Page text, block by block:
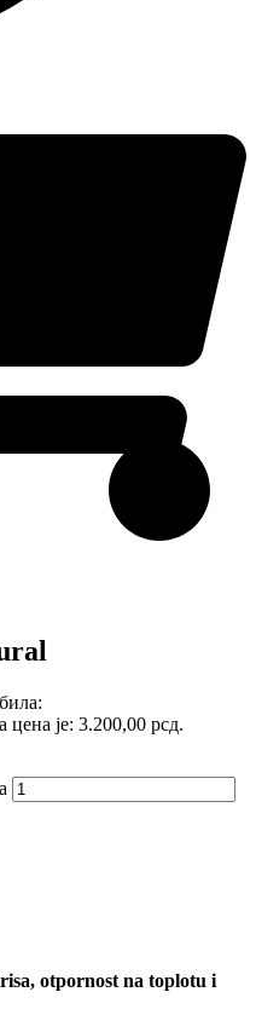
цена је: 3.200,00 рсд.
otpornost na toplotu i